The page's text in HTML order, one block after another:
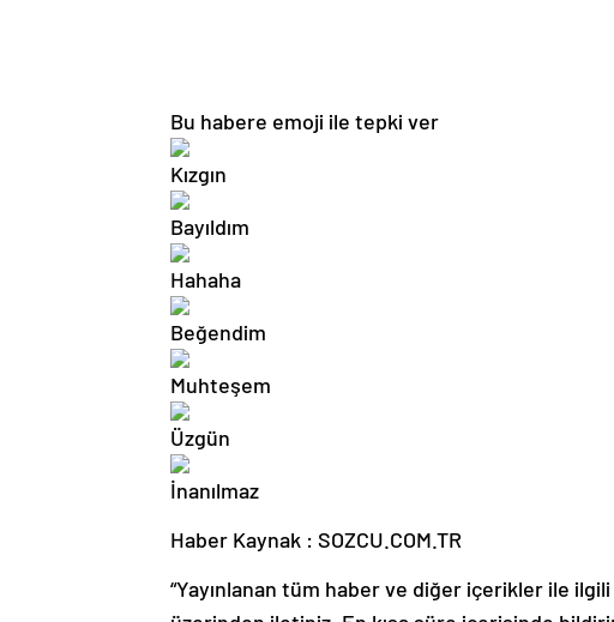
Bu habere emoji ile tepki ver
Haber Kaynak : SOZCU.COM.TR
“Yayınlanan tüm haber ve diğer içerikler ile